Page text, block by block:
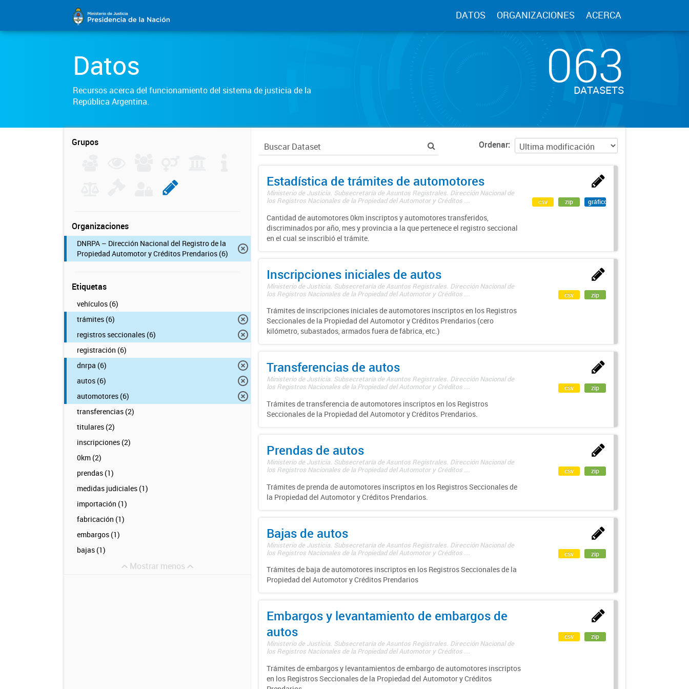
DATOS ORGANIZACIONES ACERCA
Datos
Recursos acerca del funcionamiento del sistema de justicia de la
República Argentina.
063
DATASETS
Grupos
Organizaciones
DNRPA – Dirección Nacional del Registro de la
Propiedad Automotor y Créditos Prendarios (6)
Etiquetas
vehículos (6)
trámites (6)
registros seccionales (6)
registración (6)
dnrpa (6)
autos (6)
automotores (6)
transferencias (2)
titulares (2)
inscripciones (2)
0km (2)
prendas (1)
medidas judiciales (1)
importación (1)
fabricación (1)
embargos (1)
bajas (1)
Mostrar menos
Ordenar
Estadística de trámites de automotores
Ministerio de Justicia. Subsecretaría de Asuntos Registrales. Dirección Nacional de
los Registros Nacionales de la Propiedad del Automotor y Créditos ...
Cantidad de automotores 0km inscriptos y automotores transferidos,
discriminados por año, mes y provincia a la que pertenece el registro seccional
en el cual se inscribió el trámite.
csv zip gráfico
Inscripciones iniciales de autos
Ministerio de Justicia. Subsecretaría de Asuntos Registrales. Dirección Nacional de
los Registros Nacionales de la Propiedad del Automotor y Créditos ...
Trámites de inscripciones iniciales de automotores inscriptos en los Registros
Seccionales de la Propiedad del Automotor y Créditos Prendarios (cero
kilómetro, subastados, armados fuera de fábrica, etc.)
csv zip
Transferencias de autos
Ministerio de Justicia. Subsecretaría de Asuntos Registrales. Dirección Nacional de
los Registros Nacionales de la Propiedad del Automotor y Créditos ...
Trámites de transferencia de automotores inscriptos en los Registros
Seccionales de la Propiedad del Automotor y Créditos Prendarios.
csv zip
Prendas de autos
Ministerio de Justicia. Subsecretaría de Asuntos Registrales. Dirección Nacional de
los Registros Nacionales de la Propiedad del Automotor y Créditos ...
Trámites de prenda de automotores inscriptos en los Registros Seccionales de
la Propiedad del Automotor y Créditos Prendarios.
csv zip
Bajas de autos
Ministerio de Justicia. Subsecretaría de Asuntos Registrales. Dirección Nacional de
los Registros Nacionales de la Propiedad del Automotor y Créditos ...
Trámites de baja de automotores inscriptos en los Registros Seccionales de la
Propiedad del Automotor y Créditos Prendarios
csv zip
Embargos y levantamiento de embargos de
autos
Ministerio de Justicia. Subsecretaría de Asuntos Registrales. Dirección Nacional de
los Registros Nacionales de la Propiedad del Automotor y Créditos ...
Trámites de embargos y levantamientos de embargo de automotores inscriptos
en los Registros Seccionales de la Propiedad del Automotor y Créditos
csv zip